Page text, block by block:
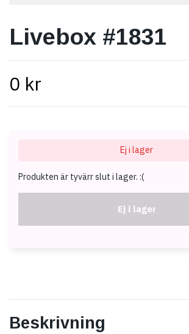
Livebox #1831
0 kr
Ej i lager
Produkten är tyvärr slut i lager. :(
Ej i lager
Beskrivning